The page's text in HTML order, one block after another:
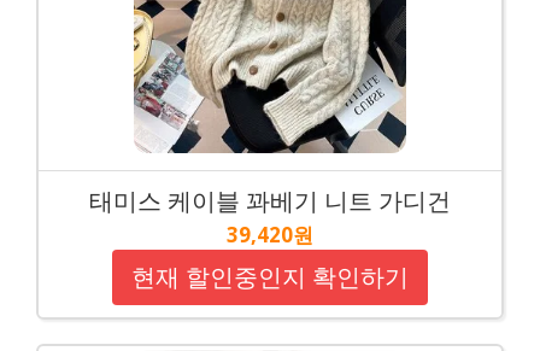
태미스 케이블 꽈베기 니트 가디건
39,420원
현재 할인중인지 확인하기